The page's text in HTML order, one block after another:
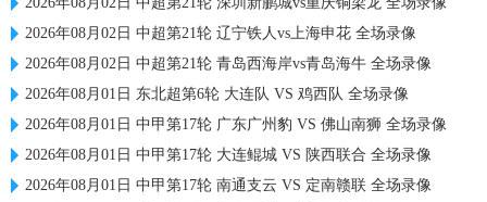
2026年08月02日 中超第21轮 辽宁铁人vs上海申花 全场录像
2026年08月02日 中超第21轮 青岛西海岸vs青岛海牛 全场录像
2026年08月01日 东北超第6轮 大连队 VS 鸡西队 全场录像
2026年08月01日 中甲第17轮 广东广州豹 VS 佛山南狮 全场录像
2026年08月01日 中甲第17轮 大连鲲城 VS 陕西联合 全场录像
2026年08月01日 中甲第17轮 南通支云 VS 定南赣联 全场录像